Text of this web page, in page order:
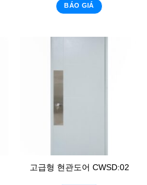
BÁO GIÁ
고급형 현관도어 CWSD:02